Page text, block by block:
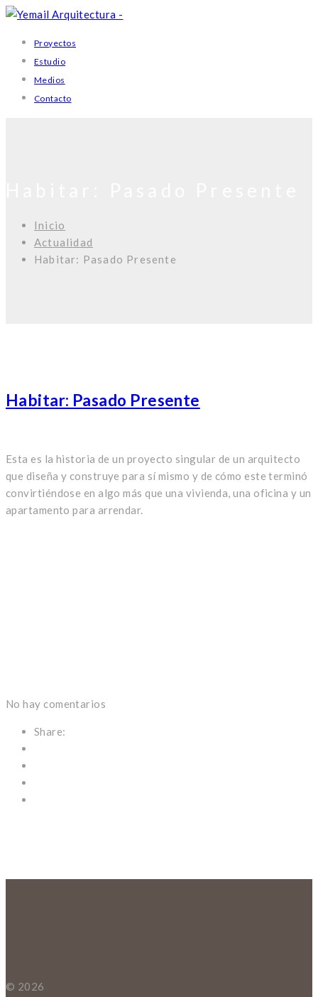
Proyectos
Estudio
Medios
Contacto
Inicio
Actualidad
Habitar: Pasado Presente
Habitar: Pasado Presente
Esta es la historia de un proyecto singular de un arquitecto
que diseña y construye para sí mismo y de cómo este terminó
convirtiéndose en algo más que una vivienda, una oficina y un
apartamento para arrendar.
No hay comentarios
Share:
© 2026